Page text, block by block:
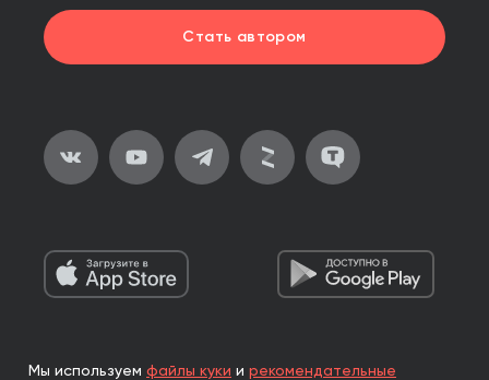
Стать автором
2026, ООО «Альпина Паблишер»
Мы используем файлы куки и рекомендательные